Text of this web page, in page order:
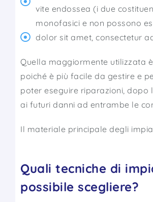
vite endossea (i due
monofasici e non possono
dolor sit amet, consectetur
Quella maggiormente utilizzata
poiché è più facile da gestire e
poter eseguire riparazioni, dopo
ai futuri danni ad entrambe le
Il materiale principale degli
Quali tecniche di
possibile scegliere?